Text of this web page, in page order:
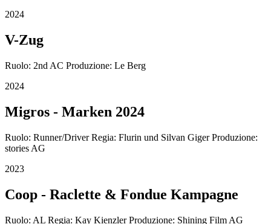
2024
V-Zug
Ruolo: 2nd AC Produzione: Le Berg
2024
Migros - Marken 2024
Ruolo: Runner/Driver Regia: Flurin und Silvan Giger Produzione:
stories AG
2023
Coop - Raclette & Fondue Kampagne
Ruolo: AL Regia: Kay Kienzler Produzione: Shining Film AG